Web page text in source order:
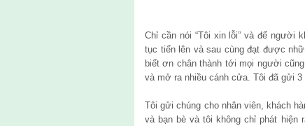
Chỉ cần nói “Tôi xin lỗi” và để người
tục tiến lên và sau cùng đạt được
biết ơn chân thành tới mọi người
và mở ra nhiều cánh cửa. Tôi đã gửi
Tôi gửi chúng cho nhân viên, khách
và bạn bè và tôi không chỉ phát hiện